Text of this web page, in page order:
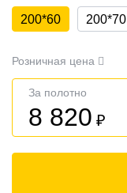
200*60 200*70
Розничная цена
За полотно
8 820 ₽